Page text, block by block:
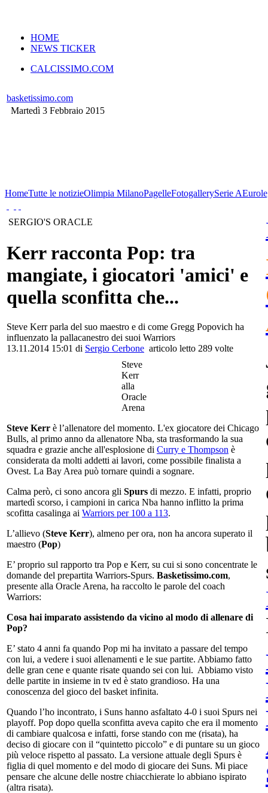
HOME
NEWS TICKER
CALCISSIMO.COM
basketissimo.com
Martedì 3 Febbraio 2015
HomeTutte le notizieOlimpia MilanoPagelleFotogallerySerie A
SERGIO'S ORACLE
Kerr racconta Pop: tra
mangiate, i giocatori 'amici' e
quella sconfitta che...
Steve Kerr parla del suo maestro e di come Gregg Popovich ha
influenzato la pallacanestro dei suoi Warriors
13.11.2014 15:01 di Sergio Cerbone articolo letto 289 volte
Steve
Kerr
alla
Oracle
Arena
Steve Kerr è l’allenatore del momento. L'ex giocatore dei Chicago
Bulls, al primo anno da allenatore Nba, sta trasformando la sua
squadra e grazie anche all'esplosione di Curry e Thompson è
considerata da molti addetti ai lavori, come possibile finalista a
Ovest. La Bay Area può tornare quindi a sognare.
Calma però, ci sono ancora gli Spurs di mezzo. E infatti, proprio
martedì scorso, i campioni in carica Nba hanno inflitto la prima
scofitta casalinga ai Warriors per 100 a 113.
L’allievo (Steve Kerr), almeno per ora, non ha ancora superato il
maestro (Pop)
E’ proprio sul rapporto tra Pop e Kerr, su cui si sono concentrate le
domande del prepartita Warriors-Spurs. Basketissimo.com,
presente alla Oracle Arena, ha raccolto le parole del coach
Warriors:
Cosa hai imparato assistendo da vicino al modo di allenare di
Pop?
E’ stato 4 anni fa quando Pop mi ha invitato a passare del tempo
con lui, a vedere i suoi allenamenti e le sue partite. Abbiamo fatto
delle gran cene e quante risate quando sei con lui. Abbiamo visto
delle partite in insieme in tv ed è stato grandioso. Ha una
conoscenza del gioco del basket infinita.
Quando l’ho incontrato, i Suns hanno asfaltato 4-0 i suoi Spurs nei
playoff. Pop dopo quella sconfitta aveva capito che era il momento
di cambiare qualcosa e infatti, forse stando con me (risata), ha
deciso di giocare con il “quintetto piccolo” e di puntare su un gioco
più veloce rispetto al passato. La versione attuale degli Spurs è
figlia di quel momento e del modo di giocare dei Suns. Mi piace
pensare che alcune delle nostre chiacchierate lo abbiano ispirato
(altra risata).